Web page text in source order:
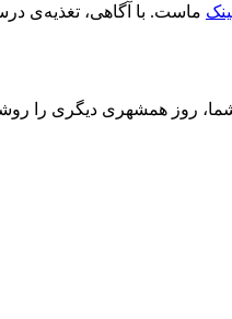
ماست. با آگاهی، تغذیه‌ی
روز همشهری دیگری را